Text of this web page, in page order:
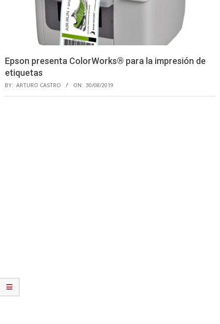
Epson presenta ColorWorks® para la impresión de
etiquetas
BY: ARTURO CASTRO ON: 30/08/2019